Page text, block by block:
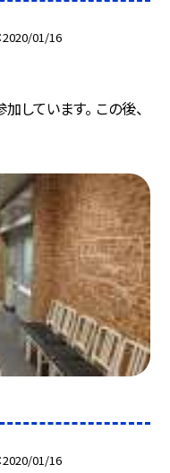
2020/01/16
しています。 この後、
2020/01/16